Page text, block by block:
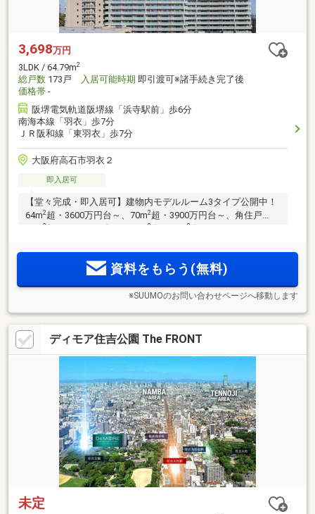
3,698万円
3LDK / 64.79m2
総戸数 173戸 入居可能時期 即引渡可※諸手続き完了後
価格帯 -
阪堺電気軌道阪堺線「浜寺駅前」歩6分
南海本線「羽衣」歩7分
ＪＲ阪和線「東羽衣」歩7分
大阪府高石市羽衣２
即入居可
【堂々完成・即入居可】建物内モデルルーム3タイプ公開中！
64m2超・3600万円台～、70m2超・3900万円台～、角住戸
2 2 2
駅・阪堺電車利用可。「なんば」駅直通16分、「本町」駅27
分、「堺筋本町」駅28分資料をもらう(無料)
※SUUMOのお問い合わせページへ移動します
ディモア住吉公園 The FRONT
未定